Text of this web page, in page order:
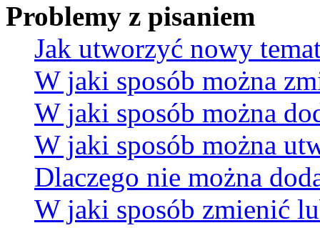
Problemy z pisaniem
Jak utworzyć nowy
W jaki sposób można
W jaki sposób można
W jaki sposób można
Dlaczego nie można
W jaki sposób zmienić